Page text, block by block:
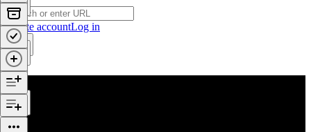
Create accountLog in